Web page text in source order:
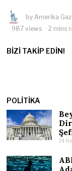
by Amerika
987 views
2 mins
BIZI TAKIP EDIN!
POLITIKA
14